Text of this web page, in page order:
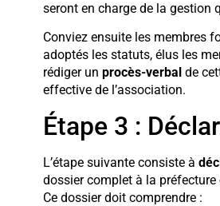
seront en charge de la gestion
Conviez ensuite les membres
adoptés les statuts, élus les
rédiger un procès-verbal de
effective de l’association.
Étape 3 :
L’étape suivante consiste à
dossier complet à la
Ce dossier doit comprendre :